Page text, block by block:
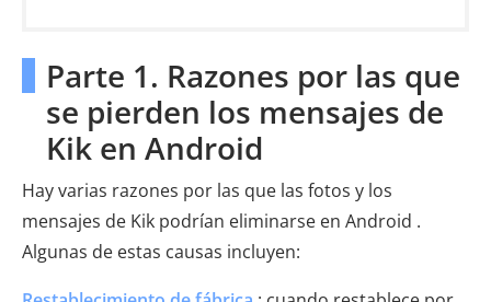
Parte 1. Razones por las que
se pierden los mensajes de
Kik en Android
Hay varias razones por las que las fotos y los
mensajes de Kik podrían eliminarse en Android .
Algunas de estas causas incluyen: